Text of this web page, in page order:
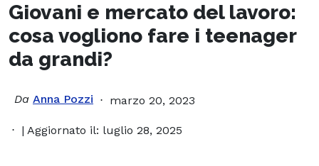
Giovani e mercato del lavoro:
cosa vogliono fare i teenager
da grandi?
Da Anna Pozzi marzo 20, 2023
| Aggiornato il: luglio 28, 2025